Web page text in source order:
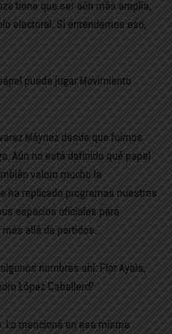
tiene que ser aún más amplia,
electoral. Si entendemos eso,
puede jugar Movimiento
Máynez desde que fuimos
Aún no está definido qué papel
valoro mucho la
ha replicado programas nuestros
espacios oficiales para
allá de partidos.
nombres ahí: Flor Ayala,
López Caballero?
Lo mencioné en esa misma